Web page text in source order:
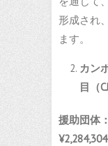
形成され
ます。
カン
目（
援助団体
¥2,284,304